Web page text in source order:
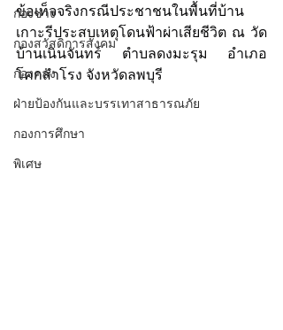
กองช่าง
กองสวัสดิการสังคม
กองคลัง
ฝ่ายป้องกันและบรรเทาสาธารณภัย
กองการศึกษา
พิเศษ
ข้อเท็จจริงกรณีประชาชนในพื้นที่บ้าน
เกาะรีประสบเหตุโดนฟ้าผ่าเสียชีวิต ณ วัด
บ้านเนินจันทร์ ตำบลดงมะรุม อำเภอ
โคกสำโรง จังหวัดลพบุรี